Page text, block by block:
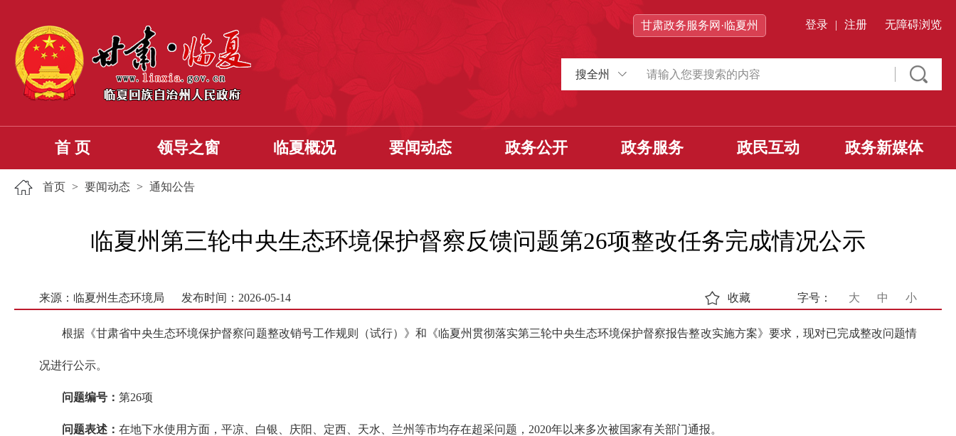
甘肃政务服务网·临夏州 登录 | 注册 无障碍浏览
搜全州
首 页 领导之窗 临夏概况 要闻动态 政务公开 政务服务 政民互动 政务新媒体
首页 > 要闻动态 > 通知公告
临夏州第三轮中央生态环境保护督察反馈问题第26项整改任务完成情况公示
来源：临夏州生态环境局 发布时间：2026-05-14 字号： 大 中 小
收藏
根据《甘肃省中央生态环境保护督察问题整改销号工作规则（试行）》和《临夏州贯彻落实第三轮中央生态环境保护督察报告整改实施方案》要求，现对已完成整改问题情
况进行公示。
问题编号： 第26项
问题表述： 在地下水使用方面，平凉、白银、庆阳、定西、天水、兰州等市均存在超采问题，2020年以来多次被国家有关部门通报。